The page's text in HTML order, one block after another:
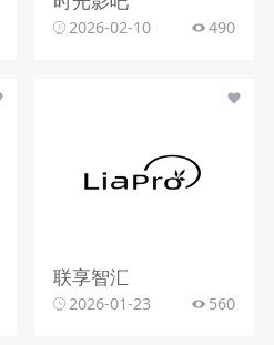
2026-02-10 490
联享智汇
2026-01-23 560